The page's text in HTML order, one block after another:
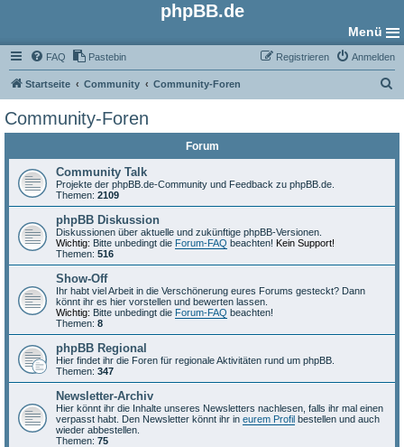
phpBB.de
Menü
FAQ Pastebin Anmelden
Registrieren
Startseite Community Community-Foren
Community-Foren
Forum
Community Talk
Projekte der phpBB.de-Community und Feedback zu phpBB.de.
Themen: 2109
phpBB Diskussion
Diskussionen über aktuelle und zukünftige phpBB-Versionen.
Wichtig: Bitte unbedingt die Forum-FAQ beachten! Kein Support!
Themen: 516
Show-Off
Ihr habt viel Arbeit in die Verschönerung eures Forums gesteckt? Dann
könnt ihr es hier vorstellen und bewerten lassen.
Wichtig: Bitte unbedingt die Forum-FAQ beachten!
Themen: 8
phpBB Regional
Hier findet ihr die Foren für regionale Aktivitäten rund um phpBB.
Themen: 347
Newsletter-Archiv
Hier könnt ihr die Inhalte unseres Newsletters nachlesen, falls ihr mal einen
verpasst habt. Den Newsletter könnt ihr in eurem Profil bestellen und auch
wieder abbestellen.
Themen: 75